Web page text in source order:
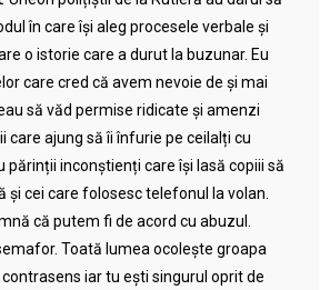
în care își aleg procesele verbale și
o istorie care a durut la buzunar. Eu
care cred că avem nevoie de și mai
să văd permise ridicate și amenzi
care ajung să îi înfurie pe ceilalți cu
părinții inconștienți care își lasă copiii să
și cei care folosesc telefonul la volan.
că putem fi de acord cu abuzul.
Toată lumea ocolește groapa
iar tu ești singurul oprit de